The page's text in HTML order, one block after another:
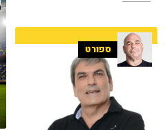
ספורט